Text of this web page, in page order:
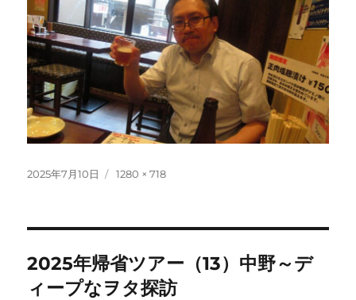
投
2025年7月10日
フ
1280 × 718
稿
2025年帰省ツアー（13）中野～デ
ィープなヲタ探訪